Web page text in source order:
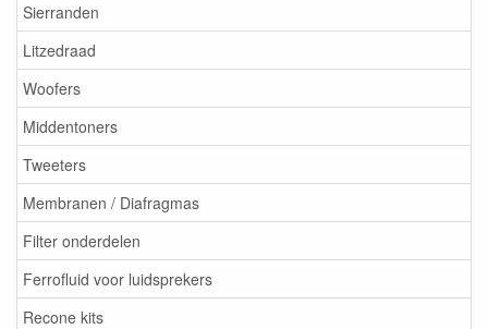
Sierranden
Litzedraad
Woofers
Middentoners
Tweeters
Membranen / Diafragmas
Filter onderdelen
Ferrofluid voor luidsprekers
Recone kits